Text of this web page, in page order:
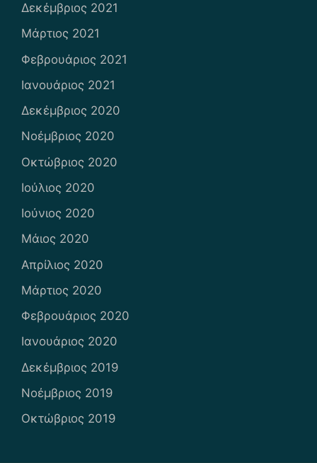
Δεκέμβριος 2021
Μάρτιος 2021
Φεβρουάριος 2021
Ιανουάριος 2021
Δεκέμβριος 2020
Νοέμβριος 2020
Οκτώβριος 2020
Ιούλιος 2020
Ιούνιος 2020
Μάιος 2020
Απρίλιος 2020
Μάρτιος 2020
Φεβρουάριος 2020
Ιανουάριος 2020
Δεκέμβριος 2019
Νοέμβριος 2019
Οκτώβριος 2019